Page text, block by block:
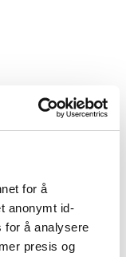
for å
anonymt id-
for å analysere
presis og